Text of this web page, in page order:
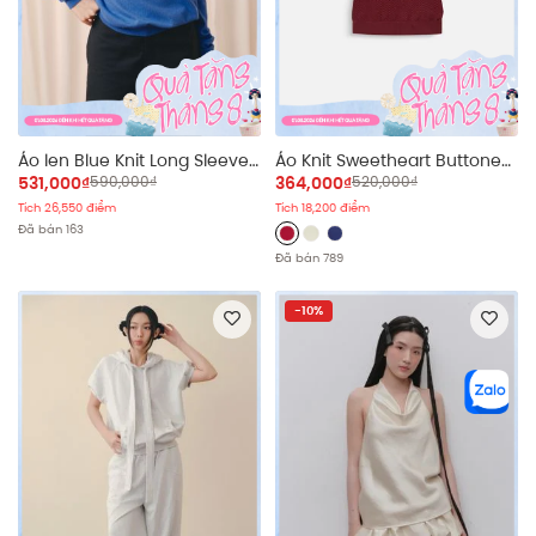
Áo len Blue Knit Long Sleeve
Top
531,000₫590,000₫
Tích 26,550 điểm
Đã bán 163
Áo Knit Sweetheart Buttoned
Ribbed Top nhiều màu
364,000₫520,000₫
Tích 18,200 điểm
Đã bán 789
-10%